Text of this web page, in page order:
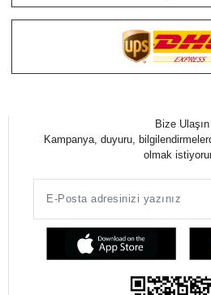
Bize Ulaşın
Kampanya, duyuru,
olmak